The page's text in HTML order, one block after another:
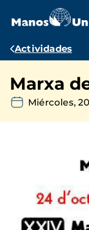
contenido
Ruta
Actividades
Marxa
Miércoles,